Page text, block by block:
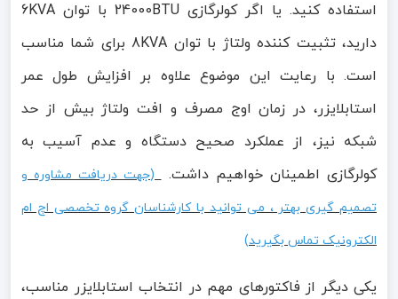
استفاده کنید. یا اگر کولرگازی 24000BTU با توان 6KVA
دارید، تثبیت کننده ولتاژ با توان 8KVA برای شما مناسب
است. با رعایت این موضوع علاوه بر افزایش طول عمر
استابلایزر، در زمان اوج مصرف و افت ولتاژ بیش از حد
شبکه نیز، از عملکرد صحیح دستگاه و عدم آسیب به
کولرگازی اطمینان خواهیم داشت.(جهت دریافت مشاوره و
تصمیم گیری بهتر ، می توانید با کارشناسان گروه تخصصی اچ ام
الکترونیک تماس بگیرید)
یکی دیگر از فاکتورهای مهم در انتخاب استابلایزر مناسب،